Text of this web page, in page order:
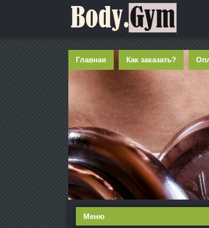
Главная Как заказать?
Меню